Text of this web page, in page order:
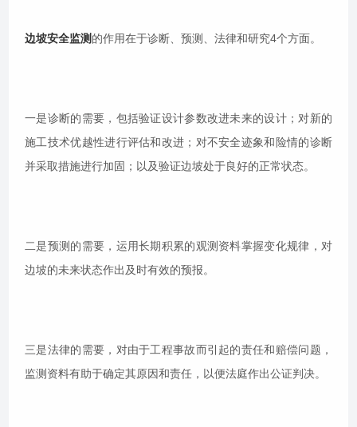
边坡安全监测的作用在于诊断、预测、法律和研究4个方面。
一是诊断的需要，包括验证设计参数改进未来的设计；对新的
施工技术优越性进行评估和改进；对不安全迹象和险情的诊断
并采取措施进行加固；以及验证边坡处于良好的正常状态。
二是预测的需要，运用长期积累的观测资料掌握变化规律，对
边坡的未来状态作出及时有效的预报。
三是法律的需要，对由于工程事故而引起的责任和赔偿问题，
监测资料有助于确定其原因和责任，以便法庭作出公证判决。